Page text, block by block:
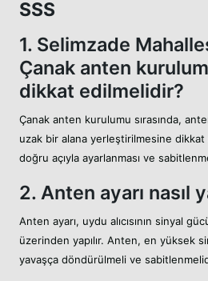
SSS
1. Selimzade
Çanak anten
dikkat edilmelidir?
Çanak anten kurulumu sırasında,
uzak bir alana yerleştirilmesine dikkat
doğru açıyla ayarlanması ve
2. Anten ayarı nasıl
Anten ayarı, uydu alıcısının sinyal
üzerinden yapılır. Anten, en yüksek
yavaşça döndürülmeli ve